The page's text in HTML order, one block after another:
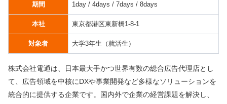
期間 1day / 4days / 7days / 8days
本社 東京都港区東新橋1-8-1
対象者 大学3年生（就活生）
株式会社電通は、日本最大手かつ世界有数の総合広告代理店とし
て、広告領域を中核にDXや事業開発など多様なソリューションを
統合的に提供する企業です。国内外で企業の経営課題を解決し、